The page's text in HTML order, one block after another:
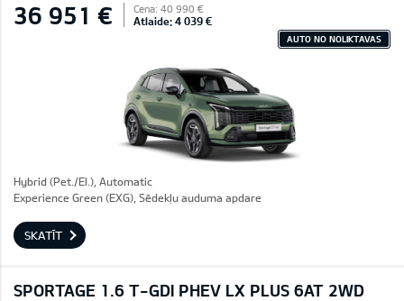
36 951 € Cena: 40 990 €
Atlaide: 4 039 €
AUTO NO NOLIKTAVAS
Hybrid (Pet./El.), Automatic
Experience Green (EXG), Sēdekļu auduma apdare
SKATĪT
SPORTAGE 1.6 T-GDI PHEV LX PLUS 6AT 2WD